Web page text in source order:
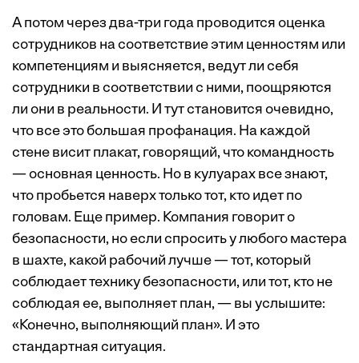
А потом через два-три года проводится оценка
сотрудников на соответствие этим ценностям или
компетенциям и выясняется, ведут ли себя
сотрудники в соответствии с ними, поощряются
ли они в реальности. И тут становится очевидно,
что все это большая профанация. На каждой
стене висит плакат, говорящий, что командность
— основная ценность. Но в кулуарах все знают,
что пробьется наверх только тот, кто идет по
головам. Еще пример. Компания говорит о
безопасности, но если спросить у любого мастера
в шахте, какой рабочий лучше — тот, который
соблюдает технику безопасности, или тот, кто не
соблюдая ее, выполняет план, — вы услышите:
«Конечно, выполняющий план». И это
стандартная ситуация.